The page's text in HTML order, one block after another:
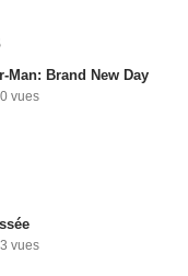
Man: Brand New Day
vues
vues